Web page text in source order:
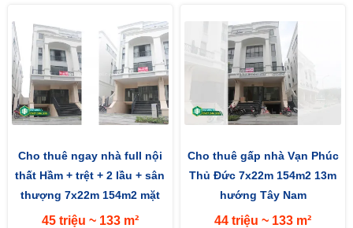
Cho thuê ngay nhà full nội
thất Hầm + trệt + 2 lầu + sân
thượng 7x22m 154m2 mặt
đường 13m hướng Tây
45 triệu ~ 133 m²
Cho thuê gấp nhà Vạn Phúc
Thủ Đức 7x22m 154m2 13m
hướng Tây Nam
44 triệu ~ 133 m²